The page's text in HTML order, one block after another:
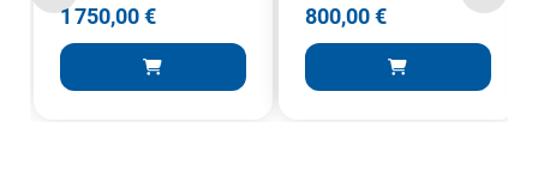
1 750,00 € 800,00 €
recommande vivement ce magasin pour son